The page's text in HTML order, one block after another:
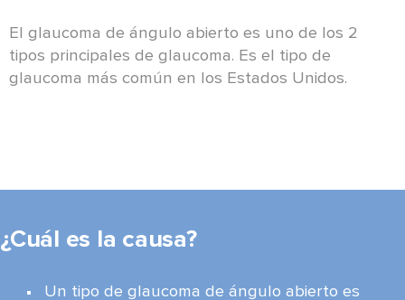
El glaucoma de ángulo abierto es uno de los 2
tipos principales de glaucoma. Es el tipo de
glaucoma más común en los Estados Unidos.
¿Cuál es la causa?
Un tipo de glaucoma de ángulo abierto es